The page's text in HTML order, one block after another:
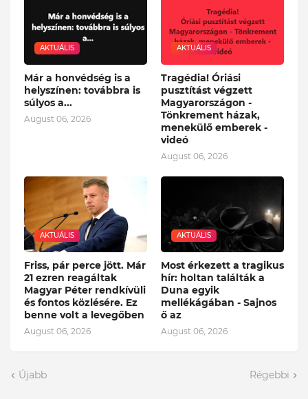
AKTUÁLIS
Már a honvédség is a
helyszínen: továbbra is
súlyos a...
August 06, 2026
AKTUÁLIS
Tragédia! Óriási
pusztítást végzett
Magyarországon -
Tönkrement házak,
menekülő emberek -
videó
August 06, 2026
AKTUÁLIS
Friss, pár perce jött. Már
21 ezren reagáltak
Magyar Péter rendkívüli
és fontos közlésére. Ez
benne volt a levegőben
August 06, 2026
AKTUÁLIS
Most érkezett a tragikus
hír: holtan találták a
Duna egyik
mellékágában - Sajnos
ő az
August 06, 2026
Újabb Régebbi